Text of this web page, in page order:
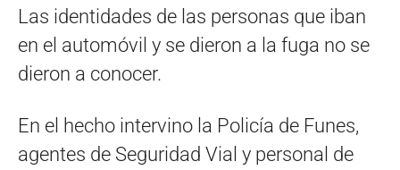
Las identidades de las personas que iban
en el automóvil y se dieron a la fuga no se
dieron a conocer.
En el hecho intervino la Policía de Funes,
agentes de Seguridad Vial y personal de